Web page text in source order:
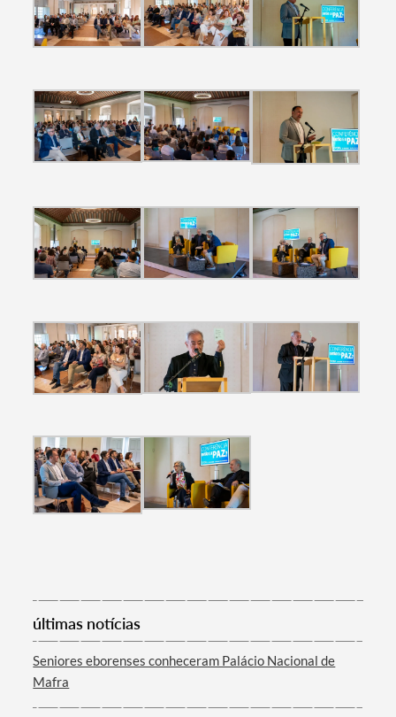
últimas notícias
Seniores eborenses conheceram Palácio Nacional de
Mafra